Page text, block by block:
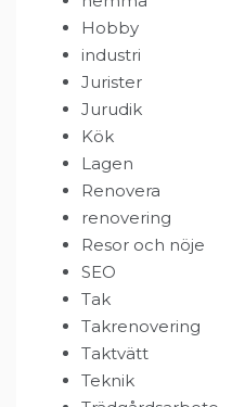
Hobby
industri
Jurister
Jurudik
Kök
Lagen
Renovera
renovering
Resor och nöje
SEO
Tak
Takrenovering
Taktvätt
Teknik